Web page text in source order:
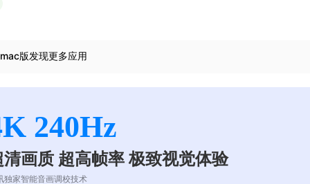
版发现更多应用
240Hz
清画质 超高帧率 极致视觉体验
独家智能音画调校技术